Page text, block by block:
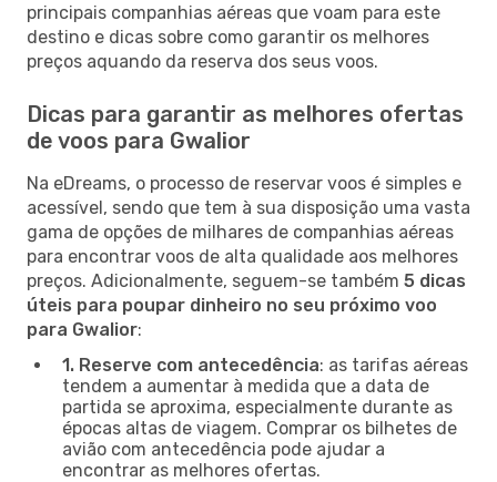
principais companhias aéreas que voam para este
destino e dicas sobre como garantir os melhores
preços aquando da reserva dos seus voos.
Dicas para garantir as melhores ofertas
de voos para Gwalior
Na eDreams, o processo de reservar voos é simples e
acessível, sendo que tem à sua disposição uma vasta
gama de opções de milhares de companhias aéreas
para encontrar voos de alta qualidade aos melhores
preços. Adicionalmente, seguem-se também 5 dicas
úteis para poupar dinheiro no seu próximo voo
para Gwalior:
1. Reserve com antecedência: as tarifas aéreas
tendem a aumentar à medida que a data de
partida se aproxima, especialmente durante as
épocas altas de viagem. Comprar os bilhetes de
avião com antecedência pode ajudar a
encontrar as melhores ofertas.